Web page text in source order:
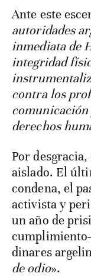
Ante este
autoridades
inmediata de
integridad
contra los
comunicación
derechos
Por
aislado. El
condena, el
activista y
un año de
dinares
de odio».